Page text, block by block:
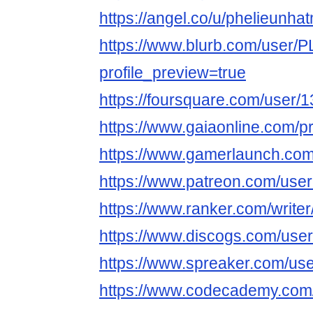
https://angel.co/u/
https://www.blurb.com/user/
profile_preview=true
https://foursquare.com/user/
https://www.gaiaonline.com/
https://
https://www.patreon.com/
https://www.ranker.com/
https://www.discogs.com/
https://www.spreaker.com/
https://